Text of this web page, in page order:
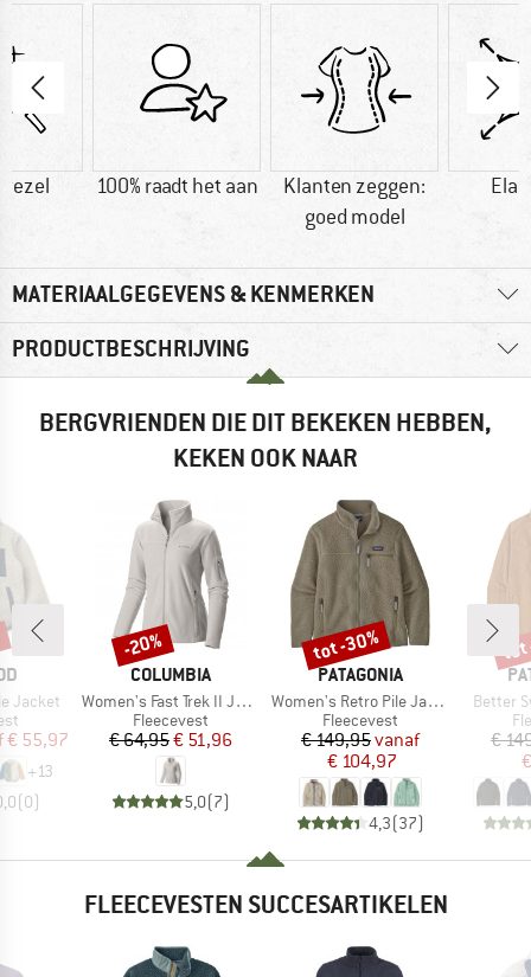
100% raadt het aan
Klanten zeggen:
goed model
MATERIAALGEGEVENS & KENMERKEN
PRODUCTBESCHRIJVING
BERGVRIENDEN DIE DIT BEKEKEN HEBBEN,
KEKEN OOK NAAR
Jacket
prijs
€ 55,97
+13
(0)
MERK
COLUMBIA
Artikel
Women's Fast Trek II Jacket
Productgroep
Fleecevest
Prijs
€ 64,95Verlaagde prijs
€ 51,96
5,0(7)
Korting
-20%
MERK
PATAGONIA
Artikel
Women's Retro Pile Jacket
Productgroep
Fleecevest
Prijs
€ 149,95Verlaagde prijs
vanaf
€ 104,97
4,3(37)
Korting
tot -30%
Artikel
Better
€
FLEECEVESTEN SUCCESARTIKELEN